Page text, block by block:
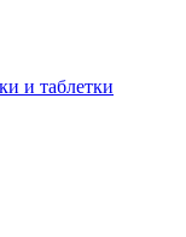
и таблетки